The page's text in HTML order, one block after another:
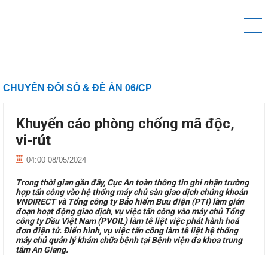
CHUYỂN ĐỔI SỐ & ĐỀ ÁN 06/CP
Khuyến cáo phòng chống mã độc,
vi-rút
04:00 08/05/2024
Trong thời gian gần đây, Cục An toàn thông tin ghi nhận trường
hợp tấn công vào hệ thống máy chủ sàn giao dịch chứng khoán
VNDIRECT và Tổng công ty Bảo hiểm Bưu điện (PTI) làm gián
đoạn hoạt động giao dịch, vụ việc tấn công vào máy chủ Tổng
công ty Dầu Việt Nam (PVOIL) làm tê liệt việc phát hành hoá
đơn điện tử. Điển hình, vụ việc tấn công làm tê liệt hệ thống
máy chủ quản lý khám chữa bệnh tại Bệnh viện đa khoa trung
tâm An Giang.